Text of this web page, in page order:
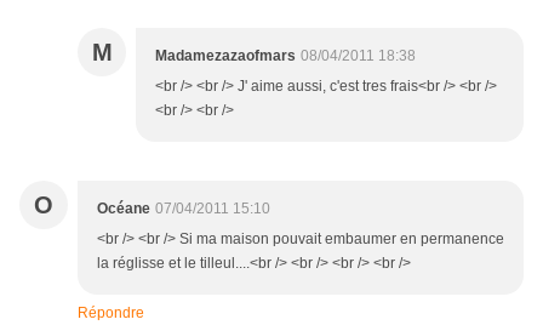
M Madamezazaofmars 08/04/2011 18:38
<br /> <br /> J' aime aussi, c'est tres frais<br /> <br />
<br /> <br />
O Océane 07/04/2011 15:10
<br /> <br /> Si ma maison pouvait embaumer en permanence
la réglisse et le tilleul....<br /> <br /> <br /> <br />
Répondre